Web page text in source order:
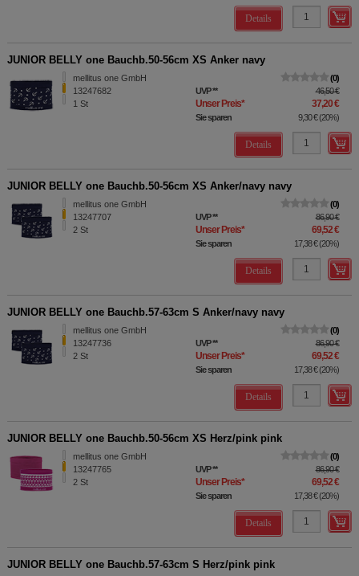
Details
JUNIOR BELLY one Bauchb.50-56cm XS Anker navy
mellitus one GmbH
13247682
1 St
0
UVP** 46,50 €
Unser Preis* 37,20 €
Sie sparen 9,30 €(20%)
Details
JUNIOR BELLY one Bauchb.50-56cm XS Anker/navy navy
mellitus one GmbH
13247707
2 St
0
UVP** 86,90 €
Unser Preis* 69,52 €
Sie sparen 17,38 €(20%)
Details
JUNIOR BELLY one Bauchb.57-63cm S Anker/navy navy
mellitus one GmbH
13247736
2 St
0
UVP** 86,90 €
Unser Preis* 69,52 €
Sie sparen 17,38 €(20%)
Details
JUNIOR BELLY one Bauchb.50-56cm XS Herz/pink pink
mellitus one GmbH
13247765
2 St
0
UVP** 86,90 €
Unser Preis* 69,52 €
Sie sparen 17,38 €(20%)
Details
JUNIOR BELLY one Bauchb.57-63cm S Herz/pink pink